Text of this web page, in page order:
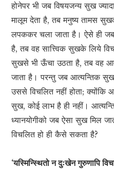
होनेपर भी जब विषयजन्य सुख
मालूम देता है, तब मनुष्य तामस
लपककर चला जाता है। ऐसे ही
है, तब वह सात्त्विक सुखके लिये
सुखसे भी ऊँचा उठता है, तब वह
जाता है। परन्तु जब आत्यन्तिक सुख
उससे विचलित नहीं होता;
सुख, कोई लाभ है ही नहीं।
ध्यानयोगीको जब ऐसा सुख मिल
विचलित हो ही कैसे सकता है?
‘यस्मिन्स्थितो न दुःखेन गुरुणापि